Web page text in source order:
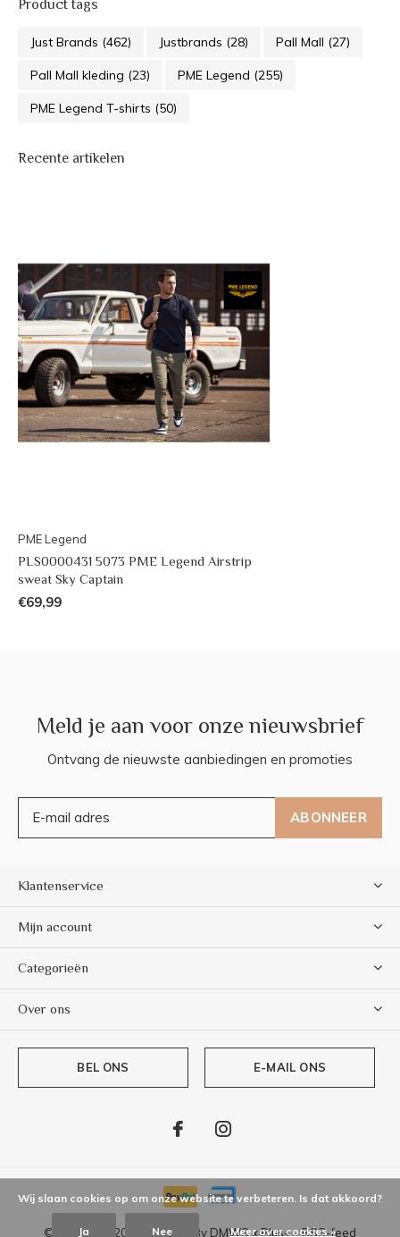
Product tags
Just Brands (462) Justbrands (28) Pall Mall (27)
Pall Mall kleding (23) PME Legend (255)
PME Legend T-shirts (50)
Recente artikelen
PME Legend
PLS0000431 5073 PME Legend Airstrip
sweat Sky Captain
€69,99
Meld je aan voor onze nieuwsbrief
Ontvang de nieuwste aanbiedingen en promoties
ABONNEER
Klantenservice
Mijn account
Categorieën
Over ons
BEL ONS E-MAIL ONS
© Copyright 2026 - Theme By DMWSxPlus+-RSS-feed
Wij slaan cookies op om onze website te verbeteren. Is dat akkoord?
Ja Nee Meer over cookies »